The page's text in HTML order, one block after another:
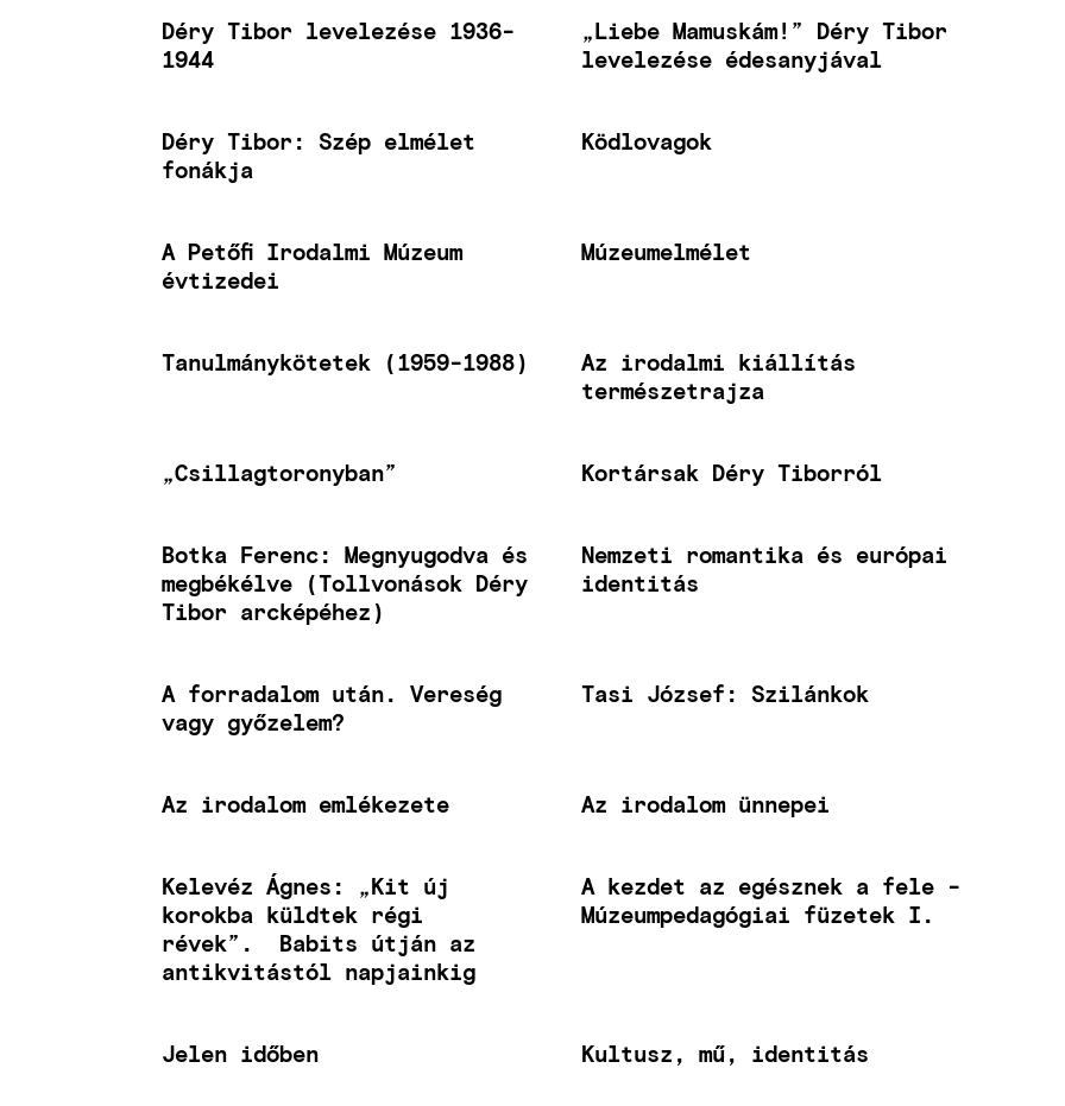
Déry Tibor levelezése 1936-
1944
„Liebe Mamuskám!” Déry Tibor
levelezése édesanyjával
Déry Tibor: Szép elmélet
fonákja
Ködlovagok
A Petőfi Irodalmi Múzeum
évtizedei
Múzeumelmélet
Tanulmánykötetek (1959-1988)
Az irodalmi kiállítás
természetrajza
„Csillagtoronyban” Kortársak Déry Tiborról
Botka Ferenc: Megnyugodva és
megbékélve (Tollvonások Déry
Tibor arcképéhez)
Nemzeti romantika és európai
identitás
A forradalom után. Vereség
vagy győzelem?
Tasi József: Szilánkok
Az irodalom emlékezete Az irodalom ünnepei
Kelevéz Ágnes: „Kit új
korokba küldtek régi
révek”. Babits útján az
antikvitástól napjainkig
A kezdet az egésznek a fele -
Múzeumpedagógiai füzetek I.
Jelen időben Kultusz, mű, identitás